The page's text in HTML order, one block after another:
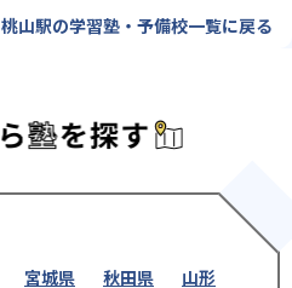
桃山駅の学習塾・予備校一覧に戻る
宮城県 秋田県
山形